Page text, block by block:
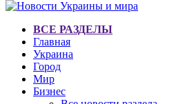
ВСЕ РАЗДЕЛЫ
Главная
Украина
Город
Мир
Бизнес